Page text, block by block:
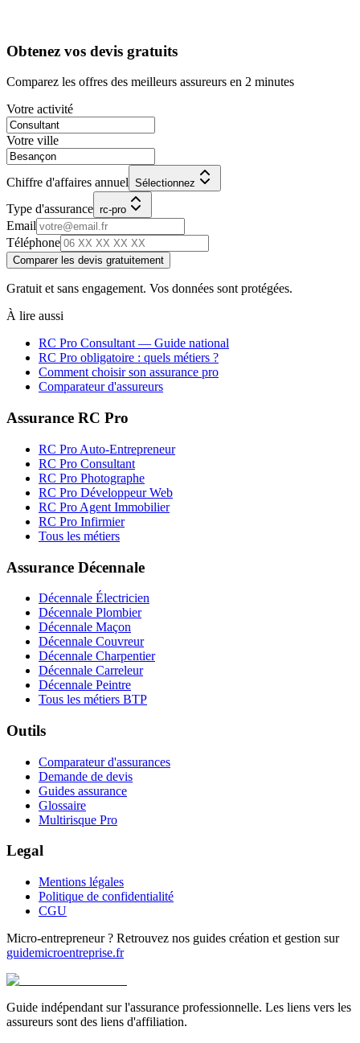
Obtenez vos devis gratuits
Comparez les offres des meilleurs assureurs en 2 minutes
Votre activité
Votre ville
Chiffre d'affaires annuel Sélectionnez
Type d'assurance rc-pro
Email
Téléphone
Comparer les devis gratuitement
Gratuit et sans engagement. Vos données sont protégées.
À lire aussi
RC Pro Consultant — Guide national
RC Pro obligatoire : quels métiers ?
Comment choisir son assurance pro
Comparateur d'assureurs
Assurance RC Pro
RC Pro Auto-Entrepreneur
RC Pro Consultant
RC Pro Photographe
RC Pro Développeur Web
RC Pro Agent Immobilier
RC Pro Infirmier
Tous les métiers
Assurance Décennale
Décennale Électricien
Décennale Plombier
Décennale Maçon
Décennale Couvreur
Décennale Charpentier
Décennale Carreleur
Décennale Peintre
Tous les métiers BTP
Outils
Comparateur d'assurances
Demande de devis
Guides assurance
Glossaire
Multirisque Pro
Legal
Mentions légales
Politique de confidentialité
CGU
Micro-entrepreneur ? Retrouvez nos guides création et gestion sur
guidemicroentreprise.fr
Guide indépendant sur l'assurance professionnelle. Les liens vers les
assureurs sont des liens d'affiliation.